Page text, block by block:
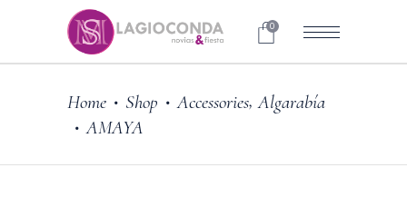
0
Home • Shop •Accessories, Algarabía
• AMAYA